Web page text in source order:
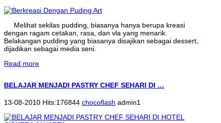
Melihat sekilas pudding, biasanya hanya berupa kreasi
dengan ragam cetakan, rasa, dan vla yang menarik.
Belakangan pudding yang biasanya disajikan sebagai dessert,
dijadikan sebagai media seni.
Read more
BELAJAR MENJADI PASTRY CHEF SEHARI DI …
13-08-2010 Hits:176844 chocoflash admin1